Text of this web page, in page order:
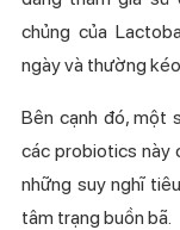
chủng của
ngày và thường
Bên cạnh đó, một
các probiotics này
những suy nghĩ
tâm trạng buồn bã.
Cập nhật